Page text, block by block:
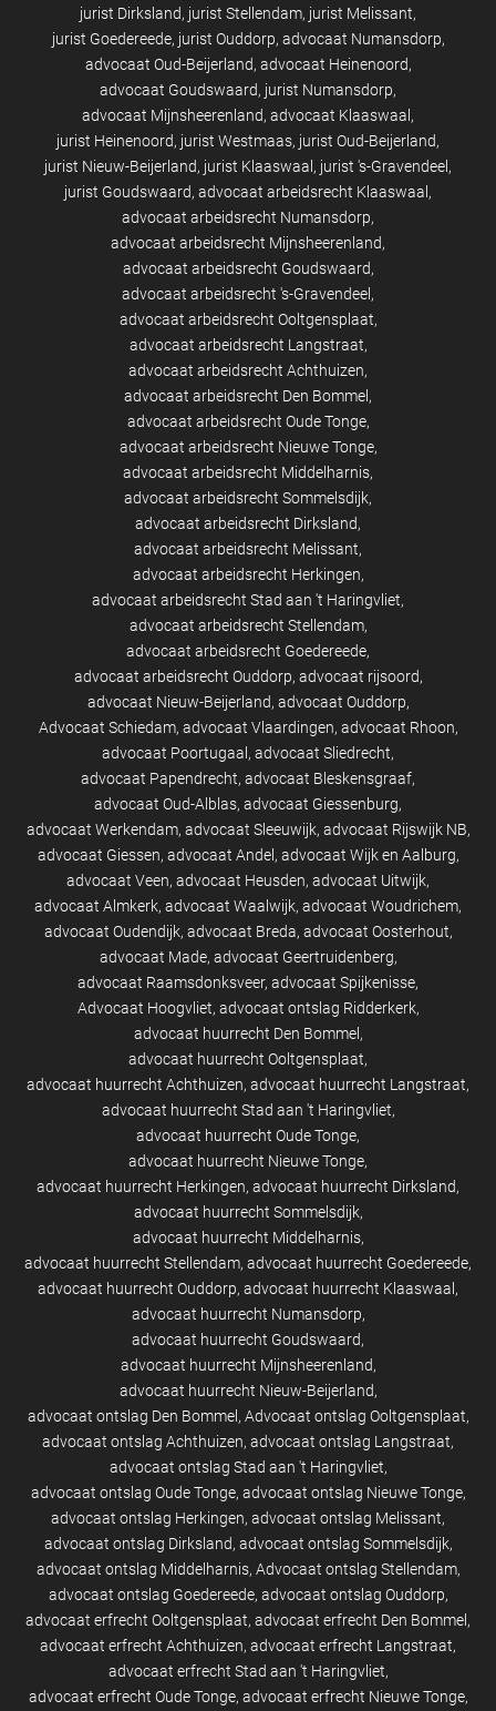
jurist Dirksland jurist Stellendam jurist Melissant
jurist Goedereede jurist Ouddorp advocaat Numansdorp
advocaat Oud-Beijerland advocaat Heinenoord
advocaat Goudswaard jurist Numansdorp
advocaat Mijnsheerenland advocaat Klaaswaal
jurist Heinenoord jurist Westmaas jurist Oud-Beijerland
jurist Nieuw-Beijerland jurist Klaaswaal
jurist 's-Gravendeel
jurist Goudswaard advocaat arbeidsrecht Klaaswaal
advocaat arbeidsrecht Numansdorp
advocaat arbeidsrecht Mijnsheerenland
advocaat arbeidsrecht Goudswaard
advocaat arbeidsrecht 's-Gravendeel
advocaat arbeidsrecht Ooltgensplaat
advocaat arbeidsrecht Langstraat
advocaat arbeidsrecht Achthuizen
advocaat arbeidsrecht Den Bommel
advocaat arbeidsrecht Oude Tonge
advocaat arbeidsrecht Nieuwe Tonge
advocaat arbeidsrecht Middelharnis
advocaat arbeidsrecht Sommelsdijk
advocaat arbeidsrecht Dirksland
advocaat arbeidsrecht Melissant
advocaat arbeidsrecht Herkingen
advocaat arbeidsrecht Stad aan 't Haringvliet
advocaat arbeidsrecht Stellendam
advocaat arbeidsrecht Goedereede
advocaat arbeidsrecht Ouddorp advocaat rijsoord
advocaat Nieuw-Beijerland advocaat Ouddorp
Advocaat Schiedam advocaat Vlaardingen advocaat Rhoon
advocaat Poortugaal
advocaat Sliedrecht
advocaat Papendrecht advocaat Bleskensgraaf
advocaat Oud-Alblas advocaat Giessenburg
advocaat Werkendam advocaat Sleeuwijk advocaat Rijswijk NB
advocaat Giessen advocaat Andel advocaat Wijk en Aalburg
advocaat Veen advocaat Heusden advocaat Uitwijk
advocaat Almkerk advocaat Waalwijk advocaat Woudrichem
advocaat Oudendijk advocaat Breda advocaat Oosterhout
advocaat Made advocaat Geertruidenberg
advocaat Raamsdonksveer advocaat Spijkenisse
Advocaat Hoogvliet advocaat ontslag Ridderkerk
advocaat huurrecht Den Bommel
advocaat huurrecht Ooltgensplaat
advocaat huurrecht Achthuizen advocaat huurrecht Langstraat
advocaat huurrecht Stad aan 't Haringvliet
advocaat huurrecht Oude Tonge
advocaat huurrecht Nieuwe Tonge
advocaat huurrecht Herkingen advocaat huurrecht Dirksland
advocaat huurrecht Sommelsdijk
advocaat huurrecht Middelharnis
advocaat huurrecht Stellendam advocaat huurrecht Goedereede
advocaat huurrecht Ouddorp advocaat huurrecht Klaaswaal
advocaat huurrecht Numansdorp
advocaat huurrecht Goudswaard
advocaat huurrecht Mijnsheerenland
advocaat huurrecht Nieuw-Beijerland
advocaat ontslag Den Bommel Advocaat ontslag Ooltgensplaat
advocaat ontslag Achthuizen advocaat ontslag Langstraat
advocaat ontslag Stad aan 't Haringvliet
advocaat ontslag Oude Tonge advocaat ontslag Nieuwe Tonge
advocaat ontslag Herkingen advocaat ontslag Melissant
advocaat ontslag Dirksland advocaat ontslag Sommelsdijk
advocaat ontslag Middelharnis Advocaat ontslag Stellendam
advocaat ontslag Goedereede advocaat ontslag Ouddorp
advocaat erfrecht Ooltgensplaat advocaat erfrecht Den Bommel
advocaat erfrecht Achthuizen advocaat erfrecht Langstraat
advocaat erfrecht Stad aan 't Haringvliet
advocaat erfrecht Oude Tonge advocaat erfrecht Nieuwe Tonge